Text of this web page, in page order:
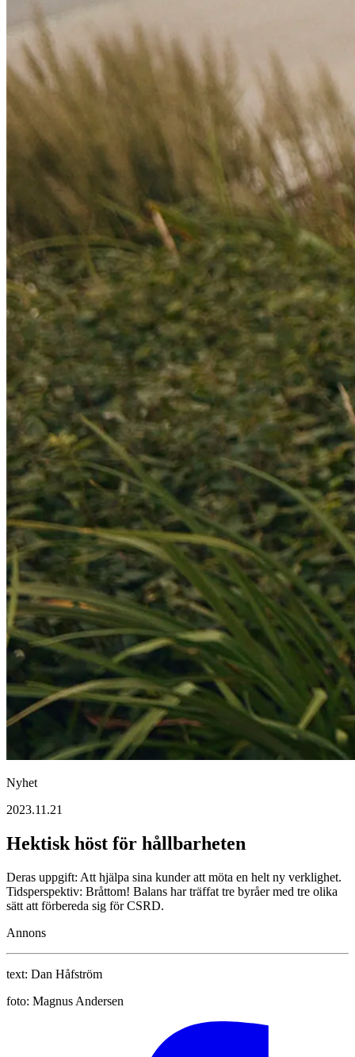
Nyhet
2023.11.21
Hektisk höst för hållbarheten­
Deras uppgift: Att hjälpa sina ­kunder att möta en helt ny verklighet.
Tidsperspektiv: Bråttom! Balans har träffat tre byråer med tre olika
sätt att förbereda sig för CSRD.
Annons
text: Dan Håfström
foto: Magnus Andersen